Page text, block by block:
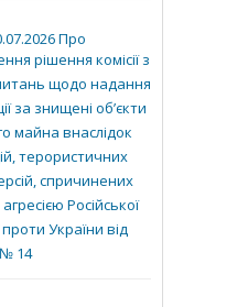
Про
рішення комісії з
щодо надання
за знищені об’єкти
майна внаслідок
терористичних
спричинених
Російської
України від
14